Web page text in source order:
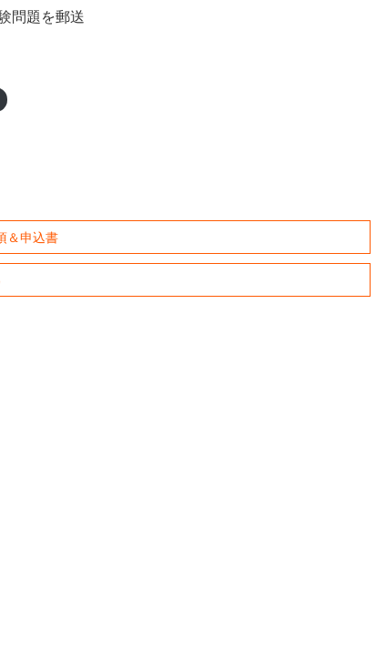
問題を郵送
＆申込書